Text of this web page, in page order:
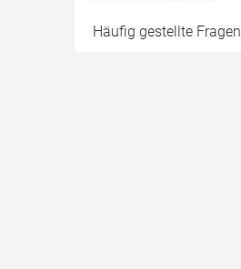
Häufig gestellte Fragen